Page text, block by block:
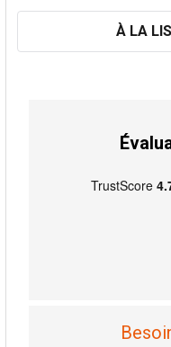
À LA